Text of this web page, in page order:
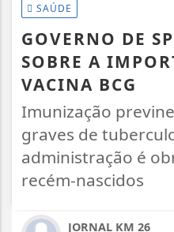
SAÚDE
GOVERNO DE
SOBRE A
VACINA BCG
Imunização
graves de
administração é
recém-nascidos
JORNAL KM 26